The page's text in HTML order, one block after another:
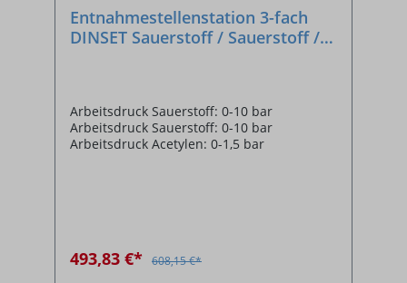
Entnahmestellenstation 3-fach
DINSET Sauerstoff / Sauerstoff /
Arbeitsdruck Sauerstoff: 0-10 bar
Arbeitsdruck Sauerstoff: 0-10 bar
Arbeitsdruck Acetylen: 0-1,5 bar
493,83 €* 608,15 €*